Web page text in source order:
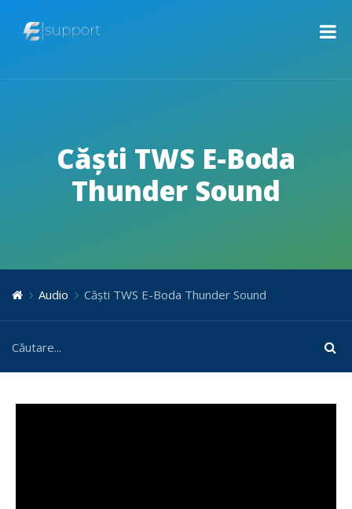
Căști TWS E-Boda
Thunder Sound
Audio Căști TWS E-Boda Thunder Sound